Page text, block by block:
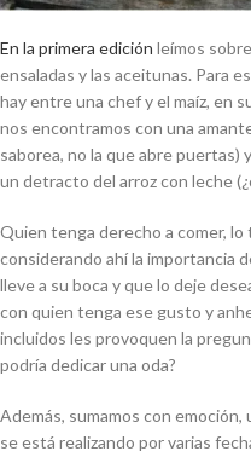
En la primera edición leímos
ensaladas y las aceitunas. Para
hay entre una chef y el maíz, en
nos encontramos con una
saborea, no la que abre puertas)
un detracto del arroz con leche
Quien tenga derecho a comer,
considerando ahí la importancia
lleve a su boca y que lo deje
con quien tenga ese gusto y
incluidos les provoquen la
podría dedicar una oda?
Además, sumamos con
se está realizando por varias